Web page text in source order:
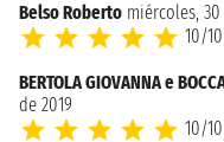
Belso Roberto miércoles,
10/10
BERTOLA GIOVANNA e
de 2019
10/10